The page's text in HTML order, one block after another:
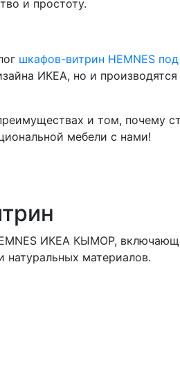
и простоту.
шкафов-витрин HEMNES
ИКЕА, но и производятся
и том, почему
мебели с нами!
ИКЕА КЫМОР,
материалов.